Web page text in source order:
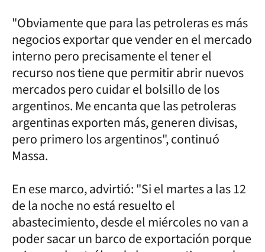
"Obviamente que para las petroleras es más
negocios exportar que vender en el mercado
interno pero precisamente el tener el
recurso nos tiene que permitir abrir nuevos
mercados pero cuidar el bolsillo de los
argentinos. Me encanta que las petroleras
argentinas exporten más, generen divisas,
pero primero los argentinos", continuó
Massa.
En ese marco, advirtió: "Si el martes a las 12
de la noche no está resuelto el
abastecimiento, desde el miércoles no van a
poder sacar un barco de exportación porque